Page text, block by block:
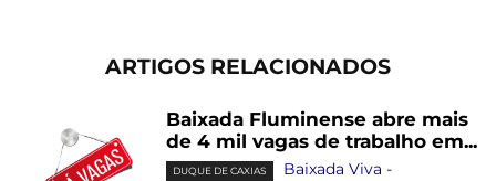
ARTIGOS RELACIONADOS
Baixada Fluminense abre mais
de 4 mil vagas de trabalho em...
DUQUE DE CAXIAS Baixada Viva -